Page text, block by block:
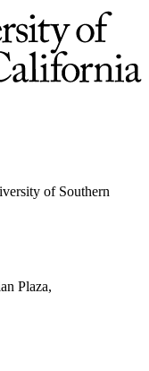
of Southern
Plaza,